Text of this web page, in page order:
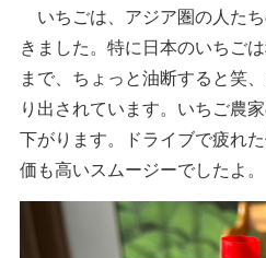
いちごは、アジア圏の人た
きました。特に日本のいちご
まで、ちょっと油断すると笑
り出されています。いちご農
下がります。ドライブで疲れ
価も高いスムージーでしたよ。